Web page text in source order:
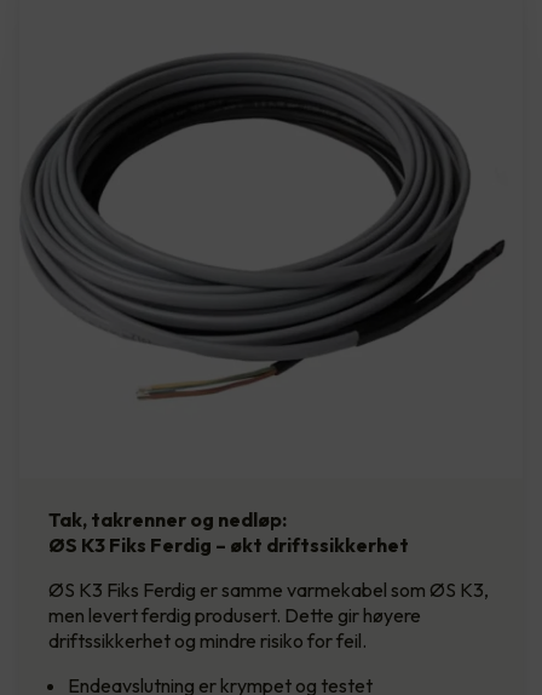
Tak, takrenner og nedløp:
ØS K3 Fiks Ferdig – økt driftssikkerhet
ØS K3 Fiks Ferdig er samme varmekabel som ØS K3,
men levert ferdig produsert. Dette gir høyere
driftssikkerhet og mindre risiko for feil.
Endeavslutning er krympet og testet